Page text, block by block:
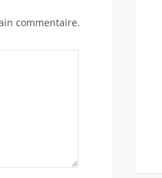
commentaire.